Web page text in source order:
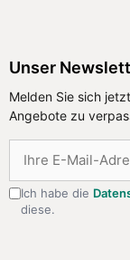
Unser
Melden Sie sich
Angebote zu
Ich habe die
diese.